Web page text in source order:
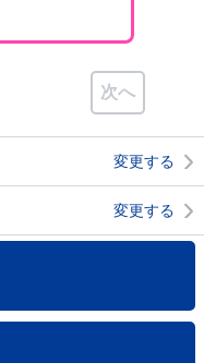
次へ
変更する
変更する